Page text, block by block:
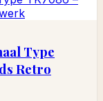
Type
Retro